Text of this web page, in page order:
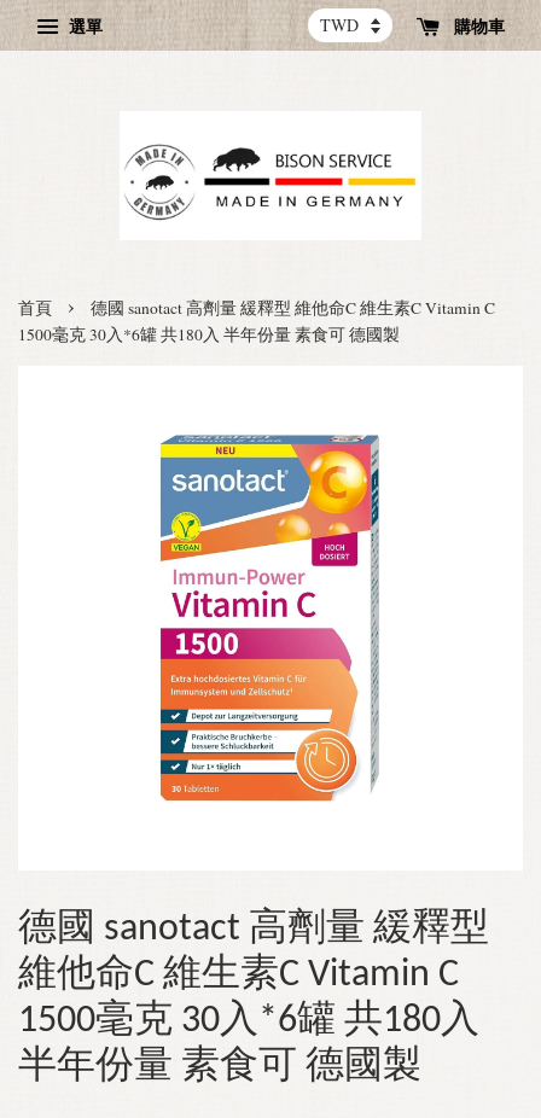
選單 購物車
首頁 ›
德國 sanotact 高劑量 緩釋型 維他命C 維生素C Vitamin C
1500毫克 30入*6罐 共180入 半年份量 素食可 德國製
德國 sanotact 高劑量 緩釋型
維他命C 維生素C Vitamin C
1500毫克 30入*6罐 共180入
半年份量 素食可 德國製